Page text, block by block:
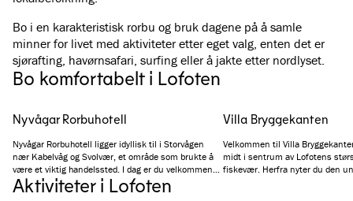
Bo i en karakteristisk rorbu og bruk dagene på å samle
minner for livet med aktiviteter etter eget valg, enten det er
sjørafting, havørnsafari, surfing eller å jakte etter nordlyset.
Bo komfortabelt i Lofoten
Nyvågar Rorbuhotell
Nyvågar Rorbuhotell ligger idyllisk til i Storvågen
nær Kabelvåg og Svolvær, et område som brukte å
være et viktig handelssted. I dag er du velkommen
til å bo i komfortable og romslige rorbuer,
modernisert til en god hotellstandard. I tillegg kan
Villa Bryggekanten
Velkommen til Villa
midt i sentrum av Lofotens
fiskevær. Herfra nyter du den
Aktiviteter i Lofoten